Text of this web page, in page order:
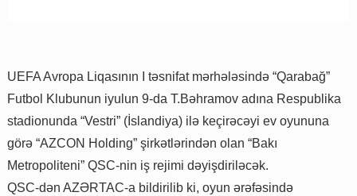
UEFA Avropa Liqasının I təsnifat mərhələsində “Qarabağ”
Futbol Klubunun iyulun 9-da T.Bəhramov adına Respublika
stadionunda “Vestri” (İslandiya) ilə keçirəcəyi ev oyununa
görə “AZCON Holding” şirkətlərindən olan “Bakı
Metropoliteni” QSC-nin iş rejimi dəyişdiriləcək.
QSC-dən AZƏRTAC-a bildirilib ki, oyun ərəfəsində